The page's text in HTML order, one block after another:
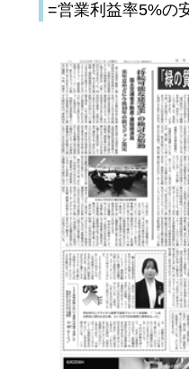
=営業利益率5%の